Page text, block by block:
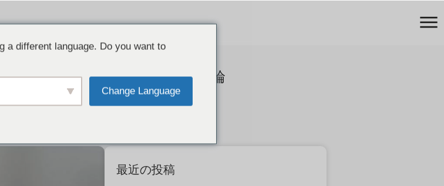
のようなテクスチャーの結婚指輪
最近の投稿
a different language. Do you want to
Change Language